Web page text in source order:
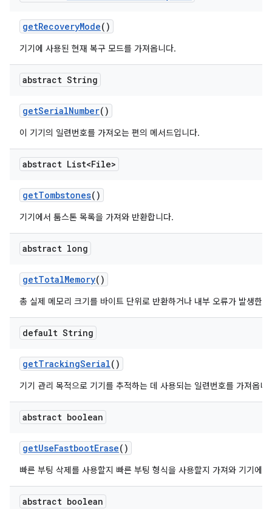
getRecoveryMode()
기기에 사용된 현재 복구 모드를 가져옵니다.
abstract String
getSerialNumber()
이 기기의 일련번호를 가져오는 편의 메서드입니다.
abstract List<File>
getTombstones()
기기에서 툼스톤 목록을 가져와 반환합니다.
abstract long
getTotalMemory()
총 실제 메모리 크기를 바이트 단위로 반환하거나 내부 오류가 발생한
default String
getTrackingSerial()
기기 관리 목적으로 기기를 추적하는 데 사용되는 일련번호를 가져옵니
abstract boolean
getUseFastbootErase()
빠른 부팅 삭제를 사용할지 빠른 부팅 형식을 사용할지 가져와 기기에
abstract boolean